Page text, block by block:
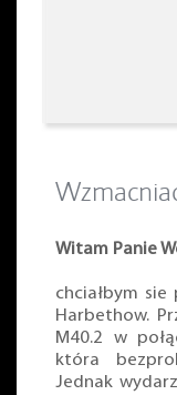
Witam Panie
chciałbym
Harbethow.
M40.2 w
która
Jednak